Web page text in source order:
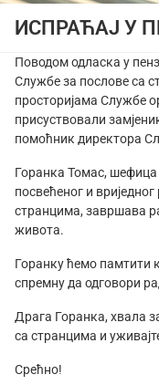
ИСПРАЋАЈ У
Поводом одласка у
Службе за послове са
просторијама Службе
присуствовали
помоћник директора
Горанка Томас,
посвећеног и
странцима, завршава
живота.
Горанку ћемо памтити
спремну да одговори
Драга Горанка, хвала
са странцима и
Срећно!